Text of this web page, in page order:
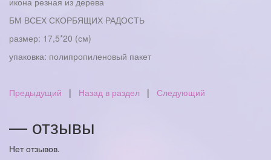
БМ ВСЕХ СКОРБЯЩИХ РАДОСТЬ
размер: 17,5*20 (см)
упаковка: полипропиленовый пакет
Предыдущий | Назад в раздел | Следующий
— отзывы
Нет отзывов.